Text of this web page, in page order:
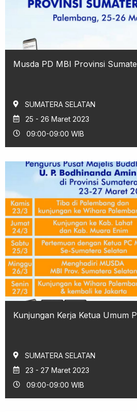
Musda PD MBI Provinsi
SUMATERA SELATAN
25 - 26 Maret 2023
09:00-09:00 WIB
Kunjungan Kerja Ketua Umum
SUMATERA SELATAN
23 - 27 Maret 2023
09:00-09:00 WIB